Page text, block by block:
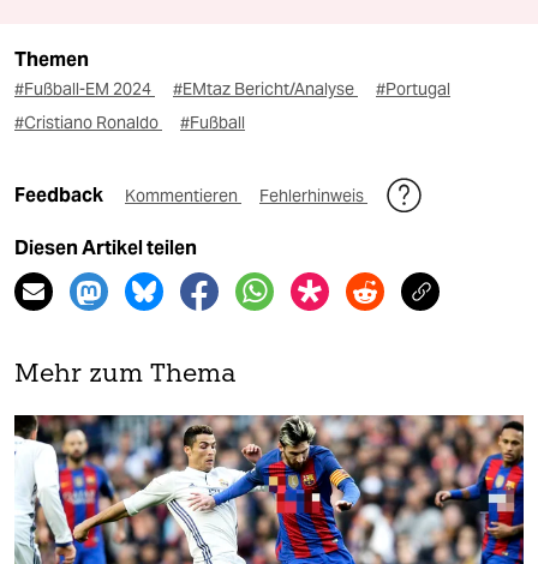
Themen
#Fußball-EM 2024 #EMtaz Bericht/Analyse
#Portugal
#Cristiano Ronaldo
#Fußball
Feedback Kommentieren Fehlerhinweis
Diesen Artikel teilen
Mehr zum Thema